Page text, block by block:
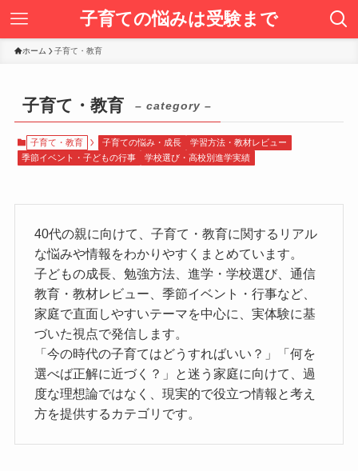
子育ての悩みは受験まで
ホーム 子育て・教育
子育て・教育 – category –
子育て・教育 子育ての悩み・成長
学習方法・教材レビュー
季節イベント・子どもの行事
学校選び・高校別進学実績
40代の親に向けて、子育て・教育に関するリアル
な悩みや情報をわかりやすくまとめています。
子どもの成長、勉強方法、進学・学校選び、通信
教育・教材レビュー、季節イベント・行事など、
家庭で直面しやすいテーマを中心に、実体験に基
づいた視点で発信します。
「今の時代の子育てはどうすればいい？」「何を
選べば正解に近づく？」と迷う家庭に向けて、過
度な理想論ではなく、現実的で役立つ情報と考え
方を提供するカテゴリです。